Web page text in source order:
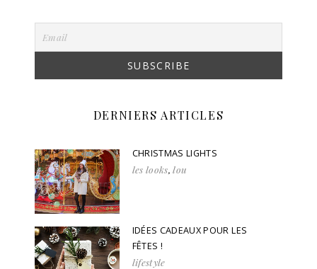
DERNIERS ARTICLES
CHRISTMAS LIGHTS
les looks,lou
IDÉES CADEAUX POUR LES
FÊTES !
lifestyle